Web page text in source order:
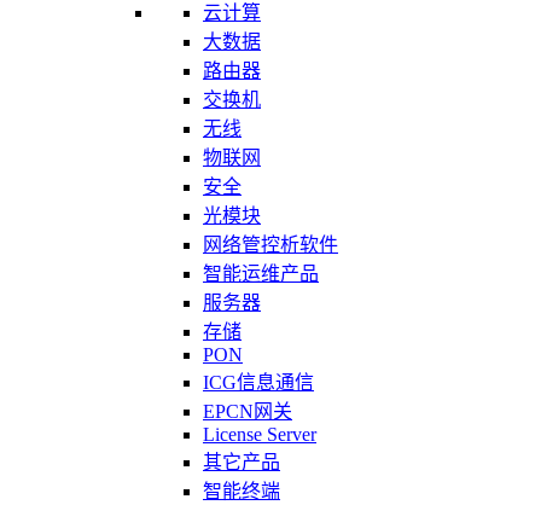
云计算
大数据
路由器
交换机
无线
物联网
安全
光模块
网络管控析软件
智能运维产品
服务器
存储
PON
ICG信息通信
EPCN网关
License Server
其它产品
智能终端